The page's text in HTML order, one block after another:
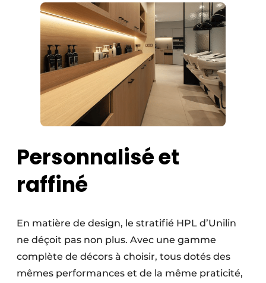
Personnalisé et
raffiné
En matière de design, le stratifié HPL d’Unilin
ne déçoit pas non plus. Avec une gamme
complète de décors à choisir, tous dotés des
mêmes performances et de la même praticité,